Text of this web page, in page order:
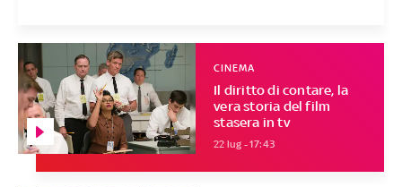
Il diritto di contare, la
vera storia del film
stasera in tv
CINEMA
22 lug - 17:43